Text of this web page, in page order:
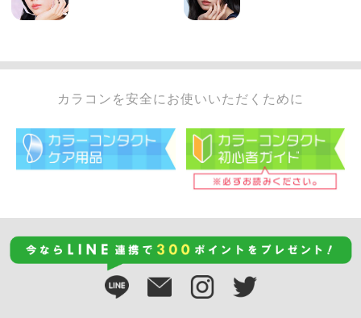
カラコンを安全にお使いいただくために